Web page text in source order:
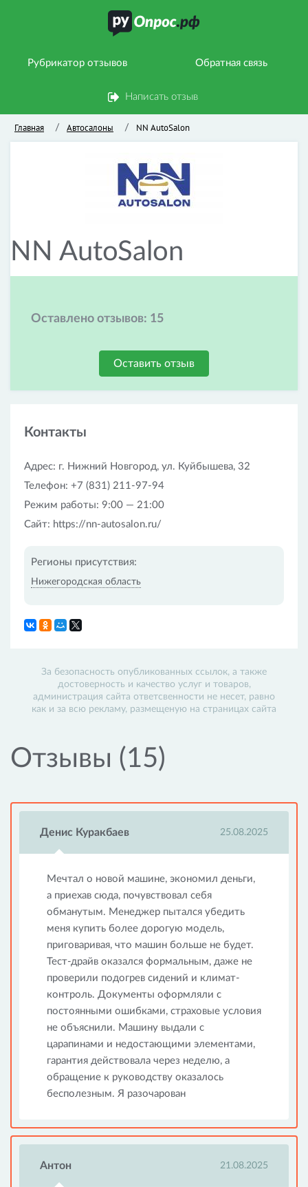
Рубрикатор отзывов Обратная связь
Написать отзыв
Главная / Автосалоны / NN AutoSalon
NN AutoSalon
Оставлено отзывов: 15
Оставить отзыв
Контакты
Адрес: г. Нижний Новгород, ул. Куйбышева, 32
Телефон: +7 (831) 211-97-94
Режим работы: 9:00 — 21:00
Сайт: https://nn-autosalon.ru/
Регионы присутствия:
Нижегородская область
За безопасность опубликованных ссылок, а также
достоверность и качество услуг и товаров,
администрация сайта ответсвенности не несет, равно
как и за всю рекламу, размещеную на страницах сайта
Отзывы (15)
Денис Куракбаев 25.08.2025
Мечтал о новой машине, экономил деньги,
а приехав сюда, почувствовал себя
обманутым. Менеджер пытался убедить
меня купить более дорогую модель,
приговаривая, что машин больше не будет.
Тест-драйв оказался формальным, даже не
проверили подогрев сидений и климат-
контроль. Документы оформляли с
постоянными ошибками, страховые условия
не объяснили. Машину выдали с
царапинами и недостающими элементами,
гарантия действовала через неделю, а
обращение к руководству оказалось
бесполезным. Я разочарован
Антон 21.08.2025